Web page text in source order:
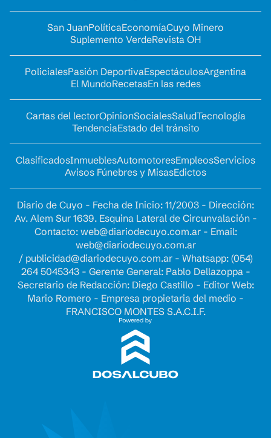
San JuanPolíticaEconomíaCuyo Minero
Suplemento VerdeRevista OH
PolicialesPasión DeportivaEspectáculosArgentina
El MundoRecetasEn las redes
Cartas del lectorOpinionSocialesSaludTecnología
TendenciaEstado del tránsito
ClasificadosInmueblesAutomotoresEmpleosServicios
Avisos Fúnebres y MisasEdictos
Diario de Cuyo - Fecha de Inicio: 11/2003 - Dirección:
Av. Alem Sur 1639. Esquina Lateral de Circunvalación -
Contacto: web@diariodecuyo.com.ar- Email:
web@diariodecuyo.com.ar
/ publicidad@diariodecuyo.com.ar- Whatsapp: (054)
264 5045343 - Gerente General: Pablo Dellazoppa -
Secretario de Redacción: Diego Castillo - Editor Web:
Mario Romero - Empresa propietaria del medio -
FRANCISCO MONTES S.A.C.I.F.